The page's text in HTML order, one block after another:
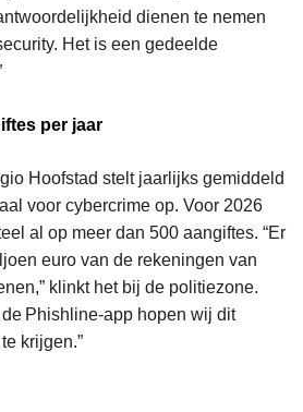
dienen te nemen
Het is een gedeelde
per jaar
Hoofstad stelt jaarlijks gemiddeld
voor cybercrime op. Voor 2026
al op meer dan 500 aangiftes. “Er
euro van de rekeningen van
klinkt het bij de politiezone.
Phishline-app hopen wij dit
krijgen.”